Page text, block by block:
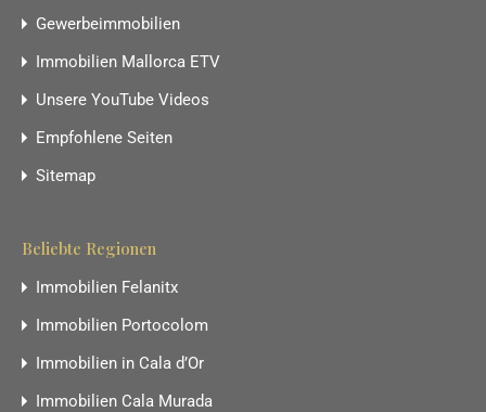
Gewerbeimmobilien
Immobilien Mallorca ETV
Unsere YouTube Videos
Empfohlene Seiten
Sitemap
Beliebte Regionen
Immobilien Felanitx
Immobilien Portocolom
Immobilien in Cala d’Or
Immobilien Cala Murada